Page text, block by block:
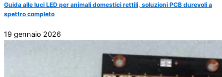
Guida alle luci LED per animali domestici rettili, soluzioni PCB durevoli a
spettro completo
19 gennaio 2026